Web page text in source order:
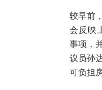
较早前
会反映
事项，
议员孙
可负担